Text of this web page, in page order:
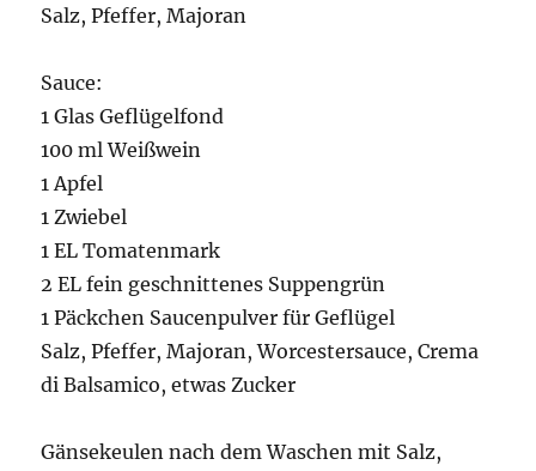
Salz, Pfeffer, Majoran
Sauce:
1 Glas Geflügelfond
100 ml Weißwein
1 Apfel
1 Zwiebel
1 EL Tomatenmark
2 EL fein geschnittenes Suppengrün
1 Päckchen Saucenpulver für Geflügel
Salz, Pfeffer, Majoran, Worcestersauce, Crema
di Balsamico, etwas Zucker
Gänsekeulen nach dem Waschen mit Salz,